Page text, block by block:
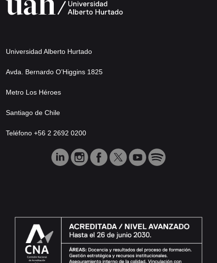
Universidad Alberto Hurtado
Avda. Bernardo O’Higgins 1825
Metro Los Héroes
Santiago de Chile
Teléfono +56 2 2692 0200